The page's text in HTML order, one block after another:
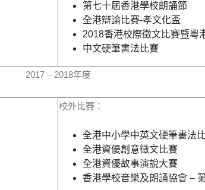
第七十屆香港學校朗誦節
全港辯論比賽-孝文化盃
2018香港校際徵文比賽暨粵
中文硬筆書法比賽
2017 – 2018年度
校外比賽：
全港中小學中英文硬筆書法
全港資優創意徵文比賽
全港資優故事演說大賽
香港學校音樂及朗誦協會 –